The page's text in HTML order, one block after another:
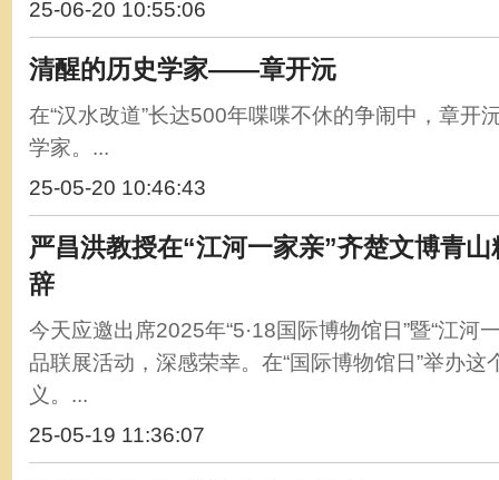
25-06-20 10:55:06
清醒的历史学家——章开沅
在“汉水改道”长达500年喋喋不休的争闹中，章开
学家。...
25-05-20 10:46:43
严昌洪教授在“江河一家亲”齐楚文博青
辞
今天应邀出席2025年“5·18国际博物馆日”暨“江河
品联展活动，深感荣幸。在“国际博物馆日”举办这
义。...
25-05-19 11:36:07